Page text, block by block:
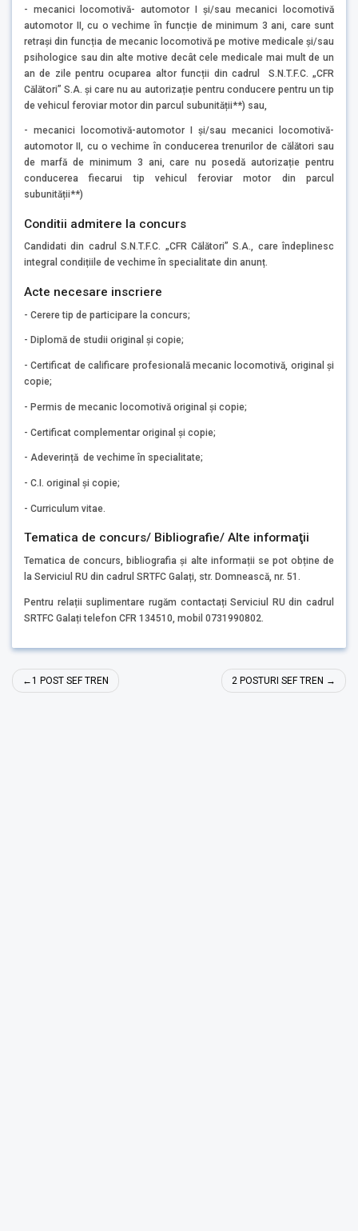
- mecanici locomotivă- automotor I și/sau mecanici locomotivă
automotor II, cu o vechime în funcție de minimum 3 ani, care sunt
retrași din funcția de mecanic locomotivă pe motive medicale și/sau
psihologice sau din alte motive decât cele medicale mai mult de un
an de zile pentru ocuparea altor funcții din cadrul S.N.T.F.C. „CFR
Călători” S.A. și care nu au autorizație pentru conducere pentru un tip
de vehicul feroviar motor din parcul subunității**) sau,
- mecanici locomotivă-automotor I și/sau mecanici locomotivă-
automotor II, cu o vechime în conducerea trenurilor de călători sau
de marfă de minimum 3 ani, care nu posedă autorizație pentru
conducerea fiecarui tip vehicul feroviar motor din parcul
subunității**)
Conditii admitere la concurs
Candidati din cadrul S.N.T.F.C. „CFR Călători” S.A., care îndeplinesc
integral condițiile de vechime în specialitate din anunț.
Acte necesare inscriere
- Cerere tip de participare la concurs;
- Diplomă de studii original și copie;
- Certificat de calificare profesională mecanic locomotivă, original și
copie;
- Permis de mecanic locomotivă original și copie;
- Certificat complementar original și copie;
- Adeverință de vechime în specialitate;
- C.I. original și copie;
- Curriculum vitae.
Tematica de concurs/ Bibliografie/ Alte informaţii
Tematica de concurs, bibliografia și alte informații se pot obține de
la Serviciul RU din cadrul SRTFC Galați, str. Domnească, nr. 51.
Pentru relații suplimentare rugăm contactați Serviciul RU din cadrul
SRTFC Galați telefon CFR 134510, mobil 0731990802.
Navigare
în
1 POST SEF TREN 2 POSTURI SEF TREN